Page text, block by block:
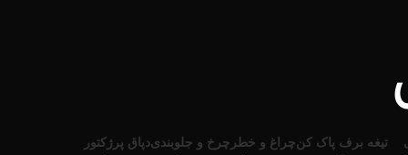
تیغه برف پاک کنچراغ و خطر چرخ و جلوبندیدپاق پرژکتور